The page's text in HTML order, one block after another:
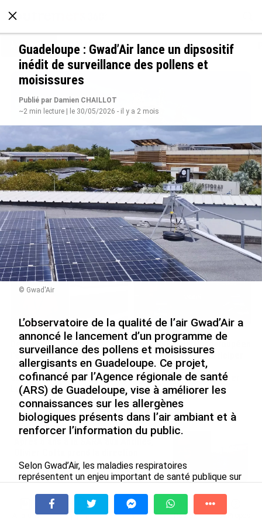
À LA UNE POLITIQUE ECONOMIE SOCIÉTÉ
Rapport 2025 de l’Ifremer : un engagement
décisif dans les Outre-mer
le 07/08/2026
De Messi à Trump :
l’expérience internationale
du Martiniquais Benoît Etinof
au service du Karibea Sainte-
Luce en Martinique
le 07/08/2026
Avec VEENI, le Guadeloupéen
Yanis Foy entend participer
au développement
touristique des Outre-mer
le 06/08/2026
générale de...
le 05/08/2026
En juin 2026, les prix à la
consommation diminuent à
À la une Tv Radio A Propos
Guadeloupe : Gwad’Air lance un dipsositif
inédit de surveillance des pollens et
moisissures
Publié par Damien CHAILLOT
~2 min lecture | le 30/05/2026 - il y a 2 mois
© Gwad'Air
L’observatoire de la qualité de l’air Gwad’Air a
annoncé le lancement d’un programme de
surveillance des pollens et moisissures
allergisants en Guadeloupe. Ce projet,
cofinancé par l’Agence régionale de santé
(ARS) de Guadeloupe, vise à améliorer les
connaissances sur les allergènes
biologiques présents dans l’air ambiant et à
renforcer l’information du public.
Selon Gwad’Air, les maladies respiratoires
représentent un enjeu important de santé publique sur
la santé de Guadeloupe (ORSaG) indiquent que 22 157
personnes ont été prises en charge pour de l’asthme